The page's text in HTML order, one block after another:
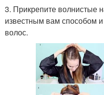
3. Прикрепите волнистые
известным вам способом
волос.